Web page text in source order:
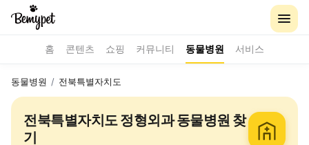
홈 콘텐츠 쇼핑 커뮤니티 동물병원 서비스
동물병원 / 전북특별자치도
전북특별자치도 정형외과 동물병원 찾
기